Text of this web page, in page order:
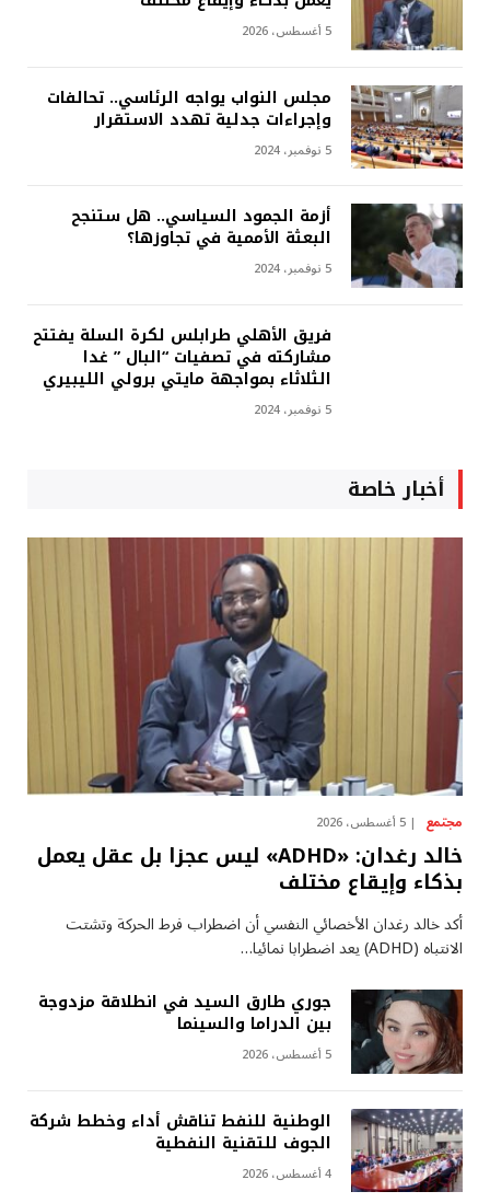
5 أغسطس، 2026
مجلس النواب يواجه الرئاسي.. تحالفات
وإجراءات جدلية تهدد الاستقرار
5 نوفمبر، 2024
أزمة الجمود السياسي.. هل ستنجح
البعثة الأممية في تجاوزها؟
5 نوفمبر، 2024
فريق الأهلي طرابلس لكرة السلة يفتتح
مشاركته في تصفيات “البال ” غدا
الثلاثاء بمواجهة مايتي برولي الليبيري
5 نوفمبر، 2024
أخبار خاصة
مجتمع 5 أغسطس، 2026
خالد رغدان: «ADHD» ليس عجزا بل عقل يعمل
بذكاء وإيقاع مختلف
أكد خالد رغدان الأخصائي النفسي أن اضطراب فرط الحركة وتشتت
الانتباه (ADHD) يعد اضطرابا نمائيا…
جوري طارق السيد في انطلاقة مزدوجة
بين الدراما والسينما
5 أغسطس، 2026
الوطنية للنفط تناقش أداء وخطط شركة
الجوف للتقنية النفطية
4 أغسطس، 2026